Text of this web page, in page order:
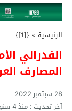
الرئيسية »
{[1]}
الفدرالي
المصارف العربية
28 سبتمبر 2022
آخر تحديث : منذ 4 سنوات